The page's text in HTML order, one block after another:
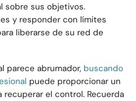
sobre sus objetivos.
y responder con límites
liberarse de su red de
parece abrumador, buscando
puede proporcionar un
recuperar el control. Recuerda